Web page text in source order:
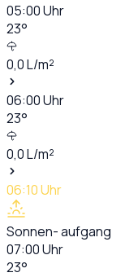
05:00Uhr
23°
0,0L/m²
06:00Uhr
23°
0,0L/m²
06:10Uhr
Sonnen- aufgang
07:00Uhr
23°